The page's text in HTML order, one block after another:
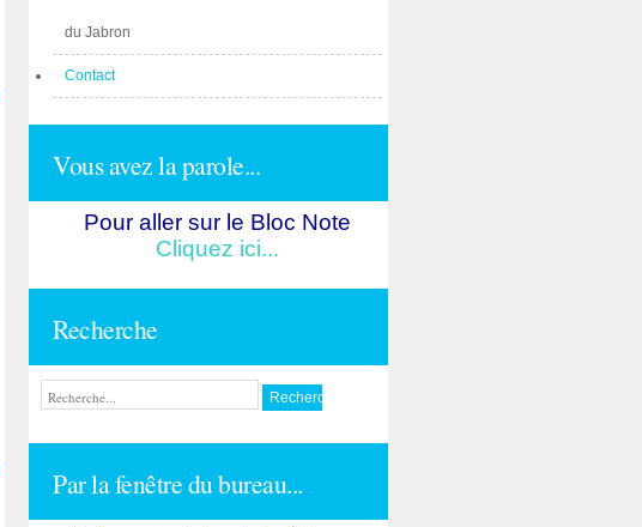
du Jabron
Contact
Vous avez la parole...
Pour aller sur le Bloc Note
Cliquez ici...
Recherche
Par la fenêtre du bureau...